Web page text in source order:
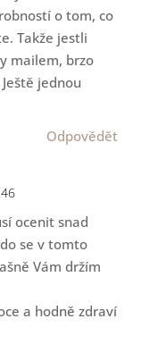
o tom, co
Takže jestli
mailem, brzo
jednou
Odpovědět
ocenit snad
se v tomto
Vám držím
a hodně zdraví